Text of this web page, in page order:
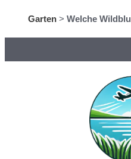
Garten > Welche